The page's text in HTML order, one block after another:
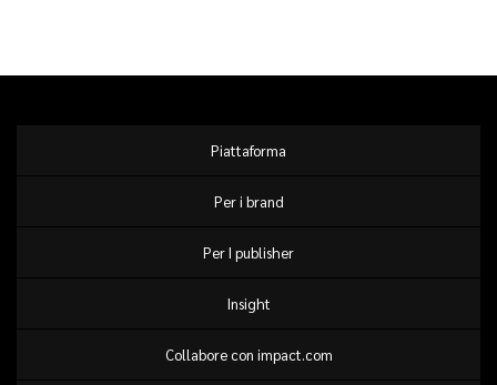
Piattaforma
Per i brand
Per I publisher
Insight
Collabore con impact.com